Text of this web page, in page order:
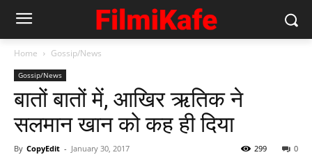
Home Gossip/News
Gossip/News
बातों बातों में, आखिर ऋतिक ने
सलमान खान को कह ही दिया
By CopyEdit - January 30, 2017 0
299